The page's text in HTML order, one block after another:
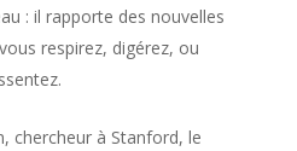
: il rapporte des nouvelles
respirez, digérez, ou
chercheur à Stanford, le